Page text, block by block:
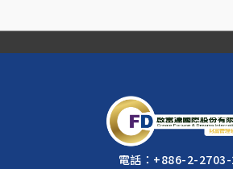
電話： +886-2-